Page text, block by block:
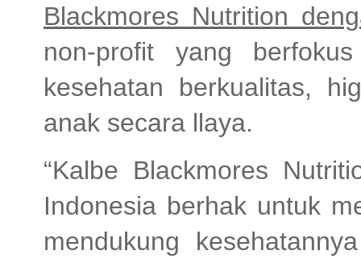
Blackmores Nutrition
non-profit yang
kesehatan berkualitas,
anak secara llaya.
“Kalbe Blackmores
Indonesia berhak untuk
mendukung